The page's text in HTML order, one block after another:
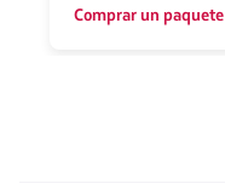
Comprar un paquete